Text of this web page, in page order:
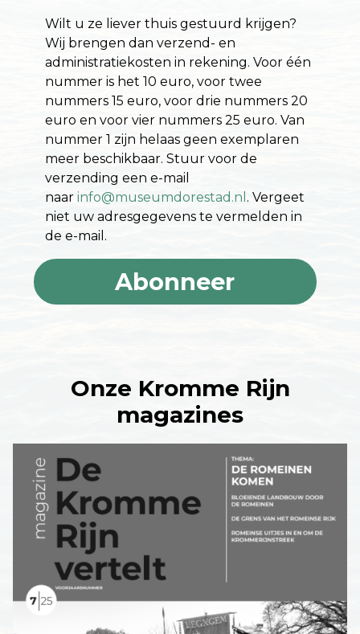
Wilt u ze liever thuis gestuurd krijgen?
Wij brengen dan verzend- en
administratiekosten in rekening. Voor één
nummer is het 10 euro, voor twee
nummers 15 euro, voor drie nummers 20
euro en voor vier nummers 25 euro. Van
nummer 1 zijn helaas geen exemplaren
meer beschikbaar. Stuur voor de
verzending een e-mail
naar info@museumdorestad.nl . Vergeet
niet uw adresgegevens te vermelden in
de e-mail.
Abonneer
Onze Kromme Rijn
magazines